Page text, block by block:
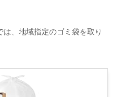
、地域指定のゴミ袋を取り